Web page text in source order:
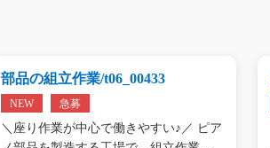
部品の組立作業/t06_00433
NEW 急募
＼座り作業が中心で働きやすい♪／ ピア